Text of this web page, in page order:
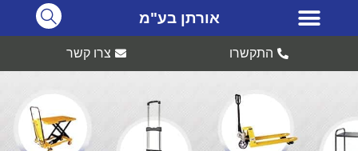
אורתן בע"מ
התקשרו צרו קשר